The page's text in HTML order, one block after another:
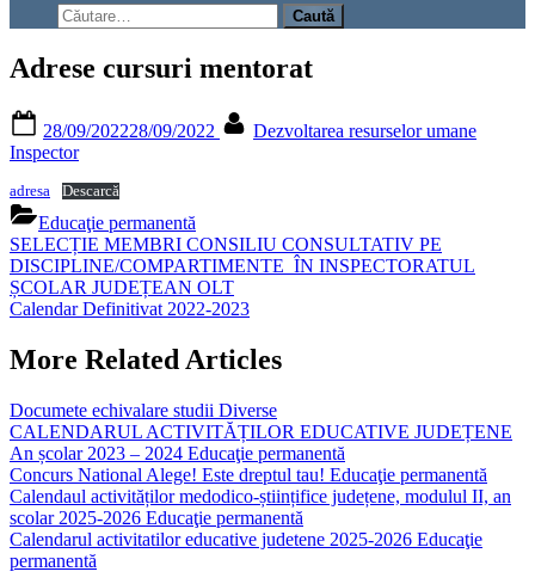
form
Caută
după:
Adrese cursuri mentorat
on
28/09/202228/09/2022
Dezvoltarea resurselor umane
Inspector
adresa Descarcă
Educaţie permanentă
Navigare
în
articole
Previous
Post:
SELECȚIE MEMBRI CONSILIU CONSULTATIV PE
DISCIPLINE/COMPARTIMENTE ÎN INSPECTORATUL
ȘCOLAR JUDEȚEAN OLT
Next
Calendar Definitivat 2022-2023
More Related Articles
Documete echivalare studii Diverse
CALENDARUL ACTIVITĂȚILOR EDUCATIVE JUDEȚENE
An școlar 2023 – 2024 Educaţie permanentă
Concurs National Alege! Este dreptul tau! Educaţie permanentă
Calendaul activităților medodico-științifice județene, modulul II, an
scolar 2025-2026 Educaţie permanentă
Calendarul activitatilor educative judetene 2025-2026 Educaţie
permanentă